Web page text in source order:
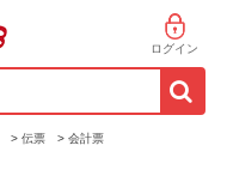
ログイン
> 伝票 > 会計票